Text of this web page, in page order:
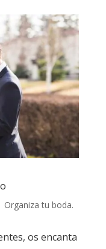
Organiza tu boda.
os encanta